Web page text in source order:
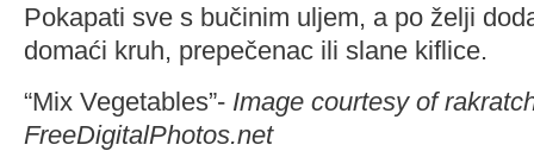
Pokapati sve s bučinim uljem, a po želji
domaći kruh, prepečenac ili slane kiflice.
“Mix Vegetables”- Image courtesy of
FreeDigitalPhotos.net